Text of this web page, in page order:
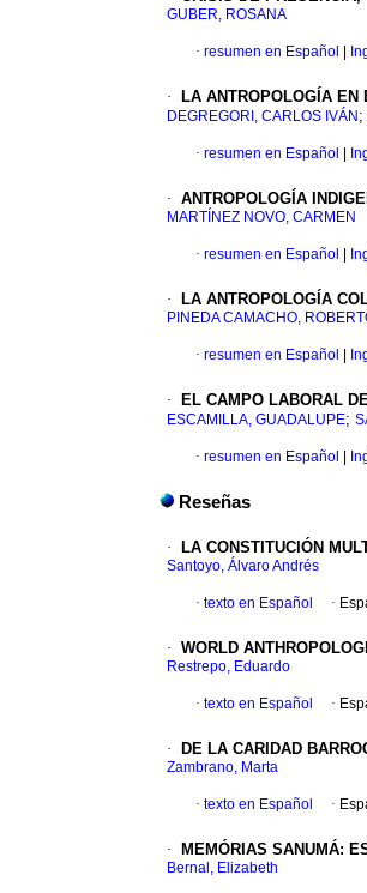
GUBER, ROSANA
· resumen en Español
· LA ANTROPOLOGÍA EN
DEGREGORI, CARLOS IVÁN ;
· resumen en Español
· ANTROPOLOGÍA
MARTÍNEZ NOVO, CARMEN
· resumen en Español
· LA ANTROPOLOGÍA
PINEDA CAMACHO,
· resumen en Español
· EL CAMPO LABORAL
ESCAMILLA, GUADALUPE;
· resumen en Español
Reseñas
· LA CONSTITUCIÓN
Santoyo, Álvaro Andrés
· texto en Español ·
· WORLD
Restrepo, Eduardo
· texto en Español ·
· DE LA CARIDAD
Zambrano, Marta
· texto en Español ·
· MEMÓRIAS SANUMÁ:
Bernal, Elizabeth